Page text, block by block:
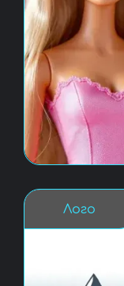
Лого